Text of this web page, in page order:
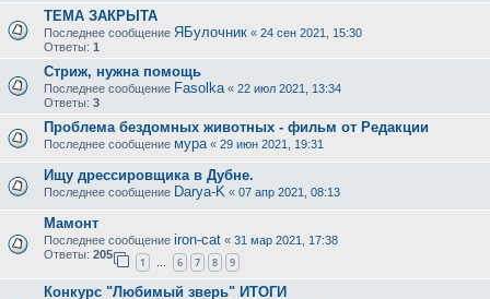
ТЕМА ЗАКРЫТА
Последнее сообщение ЯБулочник « 24 сен 2021, 15:30
Ответы: 1
Стриж, нужна помощь
Последнее сообщение Fasolka « 22 июл 2021, 13:34
Ответы: 3
Проблема бездомных животных - фильм от Редакции
Последнее сообщение мура « 29 июн 2021, 19:31
Ищу дрессировщика в Дубне.
Последнее сообщение Darya-K « 07 апр 2021, 08:13
Мамонт
Последнее сообщение iron-cat « 31 мар 2021, 17:38
Ответы: 205
1 … 6 7 8 9
Конкурс "Любимый зверь" ИТОГИ